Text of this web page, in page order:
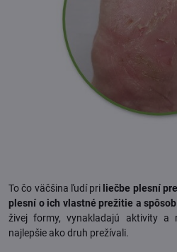
To čo väčšina ľudí pri liečbe plesní
plesní o ich vlastné prežitie a
živej formy, vynakladajú aktivity a
najlepšie ako druh prežívali.